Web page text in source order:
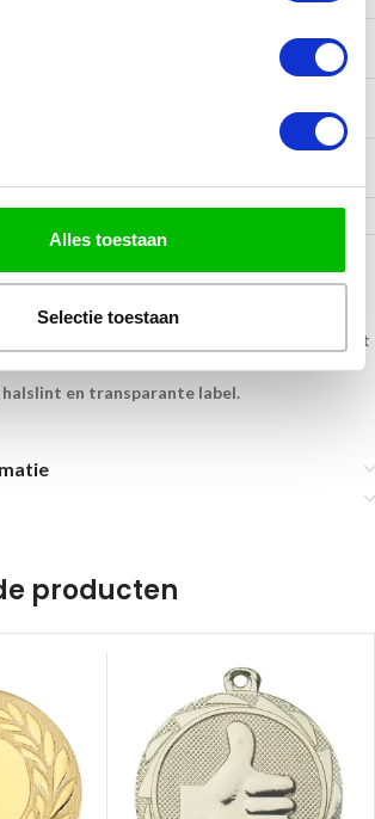
Alles toestaan
Selectie toestaan
een transparante label op de achterkant met
halslint en transparante label.
producten